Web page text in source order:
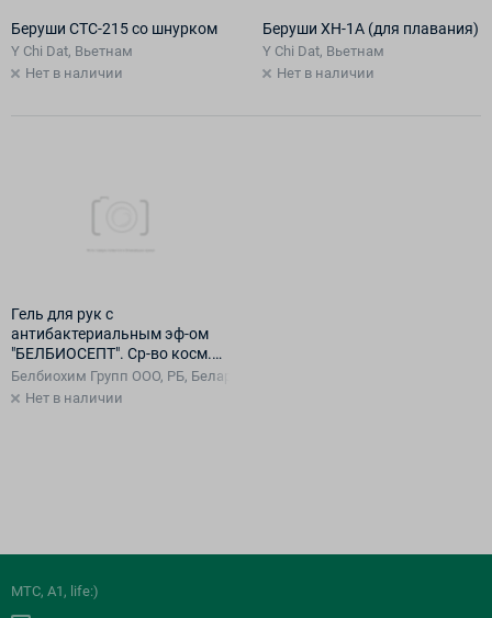
Беруши СТС-215 со шнурком
Y Chi Dat, Вьетнам
Нет в наличии
Беруши ХН-1А (для плавания)
Y Chi Dat, Вьетнам
Нет в наличии
Гель для рук с
антибактериальным эф-ом
"БЕЛБИОСЕПТ". Ср-во косм.
по уходу за кожей (спрей), 50
мл
Белбиохим Групп ООО, РБ, Беларусь
Нет в наличии
МТС, A1, life:)